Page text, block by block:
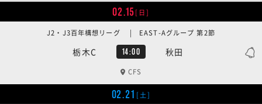
02.15[日]
栃木C 14:00 秋田
J2・J3百年構想リーグ | EAST-Aグループ 第2節
CFS
02.21 [土]